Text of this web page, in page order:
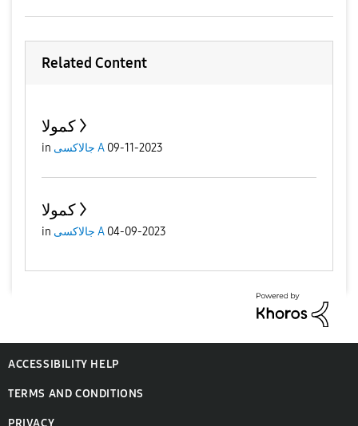
Related Content
كمولا
in جالاكسى A 09-11-2023
كمولا
in جالاكسى A 04-09-2023
ACCESSIBILITY HELP
TERMS AND CONDITIONS
PRIVACY